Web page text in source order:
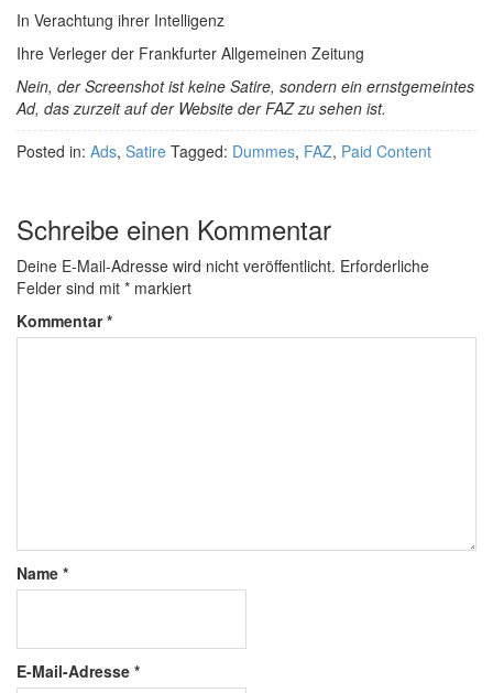
In Verachtung ihrer Intelligenz
Ihre Verleger der Frankfurter Allgemeinen Zeitung
Nein, der Screenshot ist keine Satire, sondern ein ernstgemeintes
Ad, das zurzeit auf der Website der FAZ zu sehen ist.
Posted in: Ads, Satire Tagged: Dummes, FAZ, Paid Content
Schreibe einen Kommentar
Deine E-Mail-Adresse wird nicht veröffentlicht. Erforderliche
Felder sind mit * markiert
Kommentar*
Name *
E-Mail-Adresse *